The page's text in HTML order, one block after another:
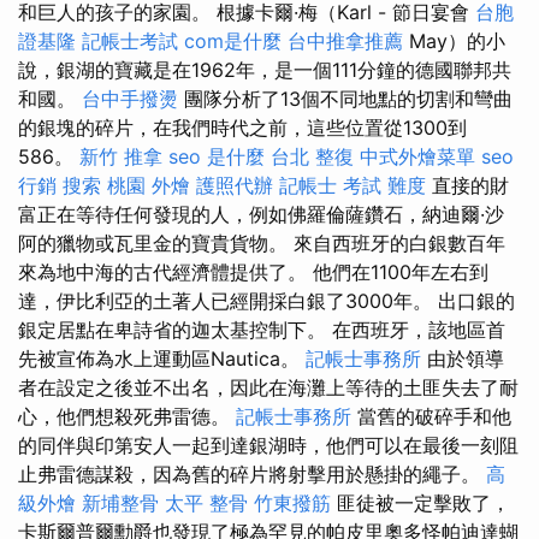
和巨人的孩子的家園。 根據卡爾·梅（Karl - 節日宴會 台胞
證基隆 記帳士考試 com是什麼 台中推拿推薦 May）的小
說，銀湖的寶藏是在1962年，是一個111分鐘的德國聯邦共
和國。 台中手撥燙 團隊分析了13個不同地點的切割和彎曲
的銀塊的碎片，在我們時代之前，這些位置從1300到
586。 新竹 推拿 seo 是什麼 台北 整復 中式外燴菜單 seo
行銷 搜索 桃園 外燴 護照代辦 記帳士 考試 難度 直接的財
富正在等待任何發現的人，例如佛羅倫薩鑽石，納迪爾·沙
阿的獵物或瓦里金的寶貴貨物。 來自西班牙的白銀數百年
來為地中海的古代經濟體提供了。 他們在1100年左右到
達，伊比利亞的土著人已經開採白銀了3000年。 出口銀的
銀定居點在卑詩省的迦太基控制下。 在西班牙，該地區首
先被宣佈為水上運動區Nautica。 記帳士事務所 由於領導
者在設定之後並不出名，因此在海灘上等待的土匪失去了耐
心，他們想殺死弗雷德。 記帳士事務所 當舊的破碎手和他
的同伴與印第安人一起到達銀湖時，他們可以在最後一刻阻
止弗雷德謀殺，因為舊的碎片將射擊用於懸掛的繩子。 高
級外燴 新埔整骨 太平 整骨 竹東撥筋 匪徒被一定擊敗了，
卡斯爾普爾勳爵也發現了極為罕見的帕皮里奧多怪帕迪達蝴